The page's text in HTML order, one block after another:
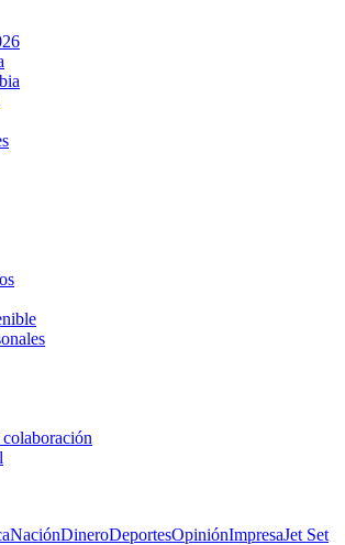
NaciónDineroDeportesOpiniónImpresaJet Set